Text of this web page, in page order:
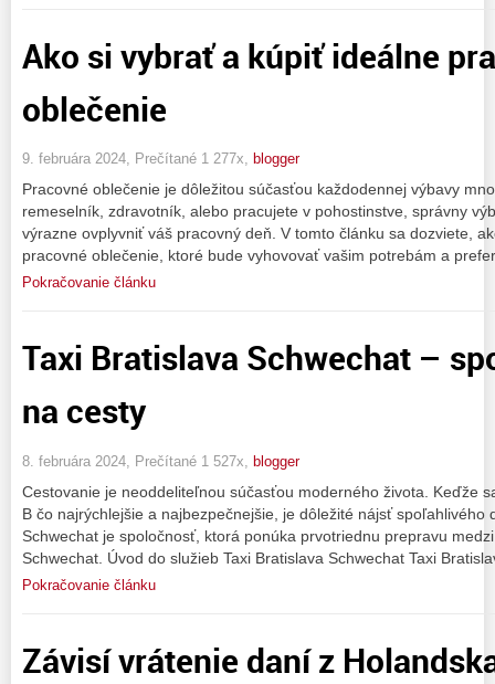
Ako si vybrať a kúpiť ideálne
oblečenie
9. februára 2024, Prečítané 1 277x, blogger
Pracovné oblečenie je dôležitou súčasťou každodennej výbavy
remeselník, zdravotník, alebo pracujete v pohostinstve, správny
výrazne ovplyvniť váš pracovný deň. V tomto článku sa dozviete,
pracovné oblečenie, ktoré bude vyhovovať vašim potrebám a
Pokračovanie článku
Taxi Bratislava Schwechat –
na cesty
8. februára 2024, Prečítané 1 527x, blogger
Cestovanie je neoddeliteľnou súčasťou moderného života. Keďže
B čo najrýchlejšie a najbezpečnejšie, je dôležité nájsť spoľahlivého
Schwechat je spoločnosť, ktorá ponúka prvotriednu prepravu
Schwechat. Úvod do služieb Taxi Bratislava Schwechat Taxi
Pokračovanie článku
Závisí vrátenie daní z